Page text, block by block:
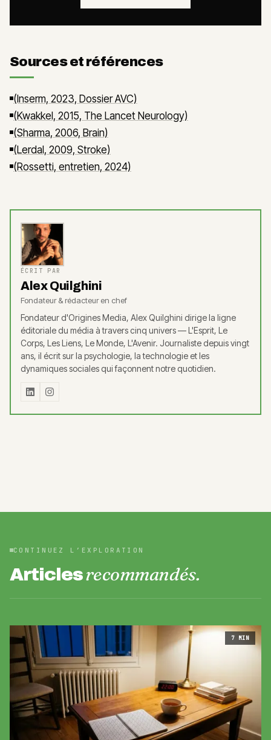
Sources et références
(Inserm, 2023, Dossier AVC)
(Kwakkel, 2015, The Lancet Neurology)
(Sharma, 2006, Brain)
(Lerdal, 2009, Stroke)
(Rossetti, entretien, 2024)
ÉCRIT PAR
Alex Quilghini
Fondateur & rédacteur en chef
Fondateur d'Origines Media, Alex Quilghini dirige la ligne
éditoriale du média à travers cinq univers — L'Esprit, Le
Corps, Les Liens, Le Monde, L'Avenir. Journaliste depuis vingt
ans, il écrit sur la psychologie, la technologie et les
dynamiques sociales qui façonnent notre quotidien.
CONTINUEZ L’EXPLORATION
Articlesrecommandés.
7 MIN